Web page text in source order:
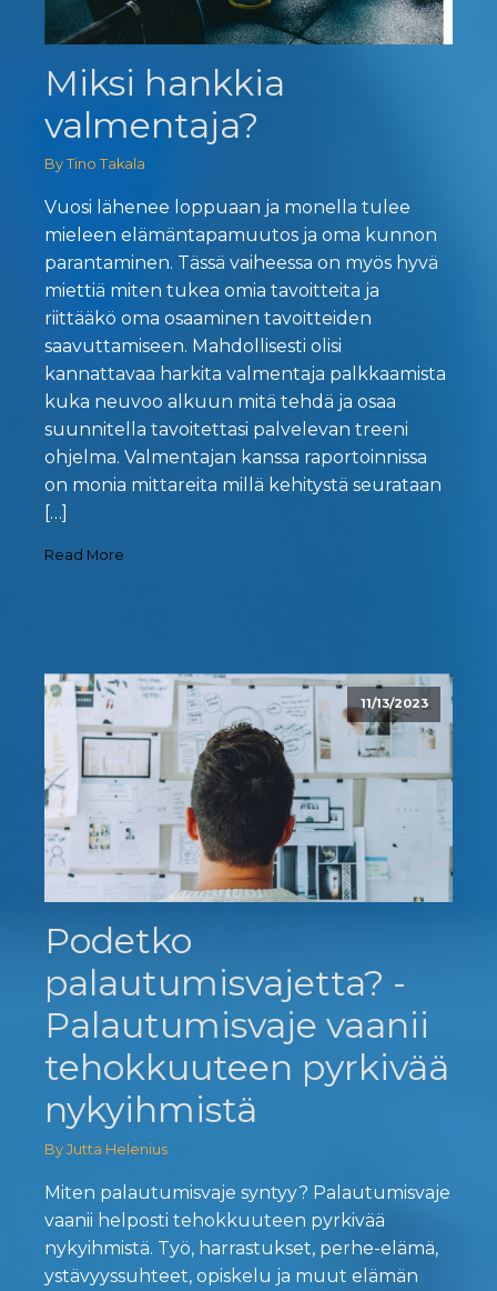
Miksi hankkia
valmentaja?
By Tino Takala
Vuosi lähenee loppuaan ja monella tulee
mieleen elämäntapamuutos ja oma kunnon
parantaminen. Tässä vaiheessa on myös hyvä
miettiä miten tukea omia tavoitteita ja
riittääkö oma osaaminen tavoitteiden
saavuttamiseen. Mahdollisesti olisi
kannattavaa harkita valmentaja palkkaamista
kuka neuvoo alkuun mitä tehdä ja osaa
suunnitella tavoitettasi palvelevan treeni
ohjelma. Valmentajan kanssa raportoinnissa
on monia mittareita millä kehitystä seurataan
[…]
Read More
11/13/2023
Podetko
palautumisvajetta? -
Palautumisvaje vaanii
tehokkuuteen pyrkivää
nykyihmistä
By Jutta Helenius
Miten palautumisvaje syntyy? Palautumisvaje
vaanii helposti tehokkuuteen pyrkivää
nykyihmistä. Työ, harrastukset, perhe-elämä,
ystävyyssuhteet, opiskelu ja muut elämän